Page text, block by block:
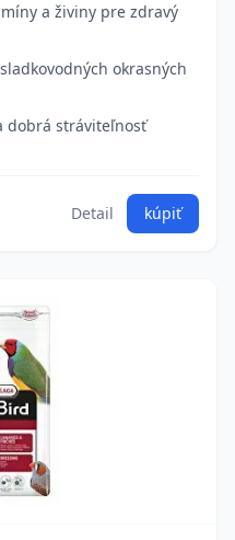
a živiny pre zdravý
okrasných
dobrá stráviteľnosť
Detail kúpiť